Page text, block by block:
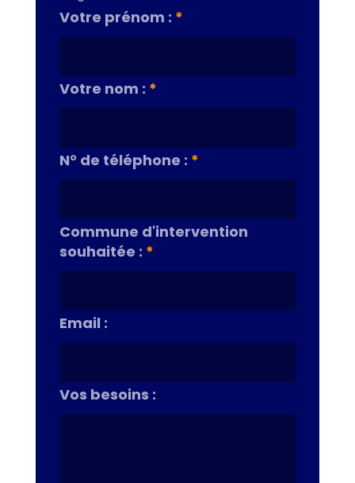
Votre prénom : *
Votre nom : *
N° de téléphone : *
Commune d'intervention
souhaitée : *
Email :
Vos besoins :